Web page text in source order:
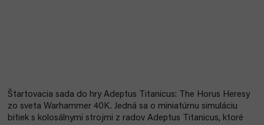
Štartovacia sada do hry Adeptus Titanicus: The Horus Heresy
zo sveta Warhammer 40K. Jedná sa o miniatúrnu simuláciu
bitiek s kolosálnymi strojmi z radov Adeptus Titanicus, ktoré